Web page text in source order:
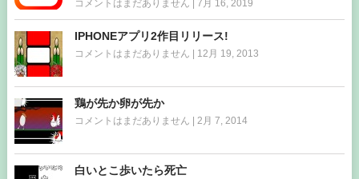
コメントはまだありません 7月 16, 2019
IPHONEアプリ2作目リリース!
コメントはまだありません 12月 19, 2013
鶏が先か卵が先か
コメントはまだありません 2月 7, 2014
白いとこ歩いたら死亡